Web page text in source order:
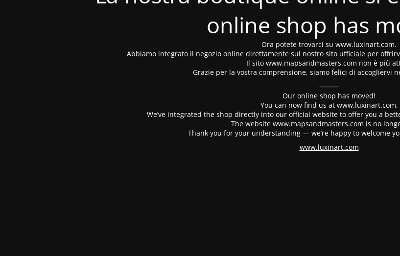
online shop has
Ora potete trovarci su www.luxinart.com.
Abbiamo integrato il negozio online direttamente sul nostro sito ufficiale per
Il sito www.mapsandmasters.com non è più
Grazie per la vostra comprensione, siamo felici di accogliervi
⸻
Our online shop has moved!
You can now find us at www.luxinart.com.
We’ve integrated the shop directly into our official website to offer you a
The website www.mapsandmasters.com is no
Thank you for your understanding — we’re happy to welcome
www.luxinart.com